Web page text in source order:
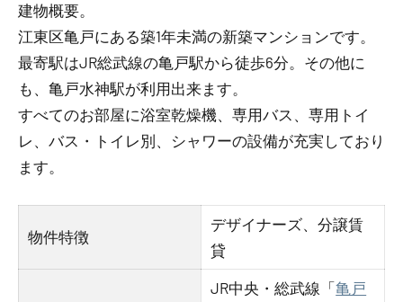
建物概要。
江東区亀戸にある築1年未満の新築マンションです。
最寄駅はJR総武線の亀戸駅から徒歩6分。その他に
も、亀戸水神駅が利用出来ます。
すべてのお部屋に浴室乾燥機、専用バス、専用トイ
レ、バス・トイレ別、シャワーの設備が充実しており
ます。
物件特徴
デザイナーズ、分譲賃
貸
JR中央・総武線「亀戸